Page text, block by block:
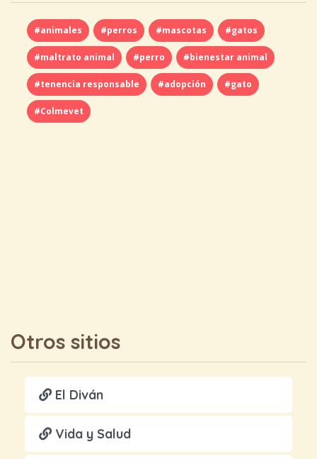
#animales #perros #mascotas #gatos
#maltrato animal #perro #bienestar animal
#tenencia responsable #adopción #gato
#Colmevet
Otros sitios
El Diván
Vida y Salud